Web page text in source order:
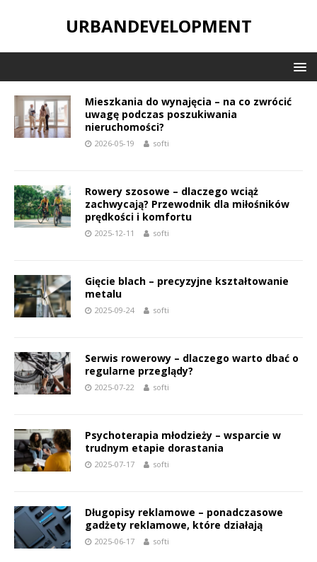
URBANDEVELOPMENT
Mieszkania do wynajęcia – na co zwrócić
uwagę podczas poszukiwania
nieruchomości?
2026-05-19 softi
Rowery szosowe – dlaczego wciąż
zachwycają? Przewodnik dla miłośników
prędkości i komfortu
2025-12-11 softi
Gięcie blach – precyzyjne kształtowanie
metalu
2025-09-24 softi
Serwis rowerowy – dlaczego warto dbać o
regularne przeglądy?
2025-07-22 softi
Psychoterapia młodzieży – wsparcie w
trudnym etapie dorastania
2025-07-17 softi
Długopisy reklamowe – ponadczasowe
gadżety reklamowe, które działają
2025-06-17 softi